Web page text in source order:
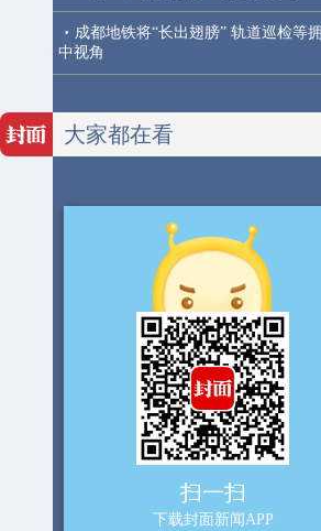
· 成都地铁将“长出翅膀” 轨道巡检等
中视角
大家都在看
扫一扫
下载封面新闻APP